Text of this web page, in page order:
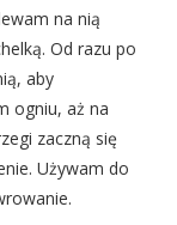
na nią
Od razu po
aby
ogniu, aż na
zaczną się
Używam do